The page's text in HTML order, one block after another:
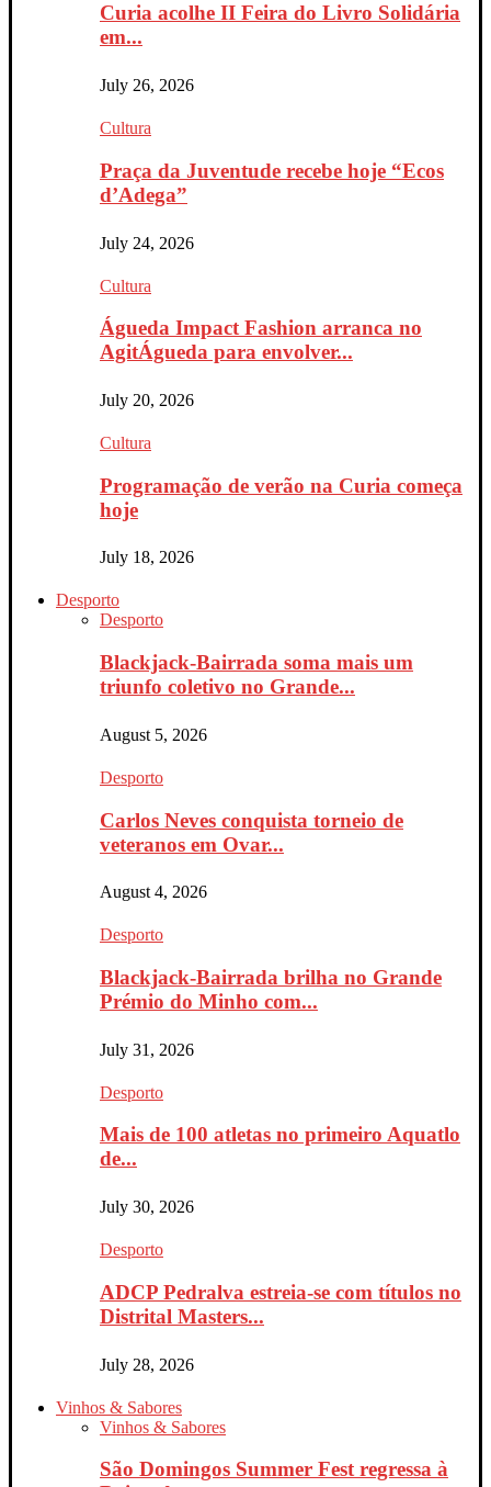
Curia acolhe II Feira do Livro Solidária
em...
July 26, 2026
Cultura
Praça da Juventude recebe hoje “Ecos
d’Adega”
July 24, 2026
Cultura
Águeda Impact Fashion arranca no
AgitÁgueda para envolver...
July 20, 2026
Cultura
Programação de verão na Curia começa
hoje
July 18, 2026
Desporto
Desporto
Blackjack-Bairrada soma mais um
triunfo coletivo no Grande...
August 5, 2026
Desporto
Carlos Neves conquista torneio de
veteranos em Ovar...
August 4, 2026
Desporto
Blackjack-Bairrada brilha no Grande
Prémio do Minho com...
July 31, 2026
Desporto
Mais de 100 atletas no primeiro Aquatlo
de...
July 30, 2026
Desporto
ADCP Pedralva estreia-se com títulos no
Distrital Masters...
July 28, 2026
Vinhos & Sabores
Vinhos & Sabores
São Domingos Summer Fest regressa à